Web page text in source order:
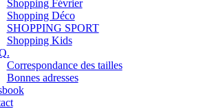
Shopping Février
Shopping Déco
SHOPPING SPORT
Shopping Kids
Correspondance des tailles
Bonnes adresses